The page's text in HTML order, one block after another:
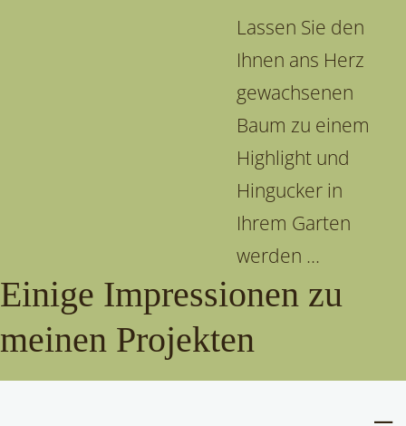
Lassen Sie den
Ihnen ans Herz
gewachsenen
Baum zu einem
Highlight und
Hingucker in
Ihrem Garten
werden ...
Einige Impressionen zu
meinen Projekten